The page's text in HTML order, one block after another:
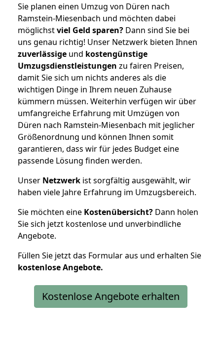
Sie planen einen Umzug von Düren nach
Ramstein-Miesenbach und möchten dabei
möglichstviel Geld sparen? Dann sind Sie bei
uns genau richtig! Unser Netzwerk bieten Ihnen
zuverlässige und kostengünstige
Umzugsdienstleistungen zu fairen Preisen,
damit Sie sich um nichts anderes als die
wichtigen Dinge in Ihrem neuen Zuhause
kümmern müssen. Weiterhin verfügen wir über
umfangreiche Erfahrung mit Umzügen von
Düren nach Ramstein-Miesenbach mit jeglicher
Größenordnung und können Ihnen somit
garantieren, dass wir für jedes Budget eine
passende Lösung finden werden.
Unser Netzwerk ist sorgfältig ausgewählt, wir
haben viele Jahre Erfahrung im Umzugsbereich.
Sie möchten eine Kostenübersicht? Dann holen
Sie sich jetzt kostenlose und unverbindliche
Angebote.
Füllen Sie jetzt das Formular aus und erhalten Sie
kostenloseAngebote.
Kostenlose Angebote erhalten